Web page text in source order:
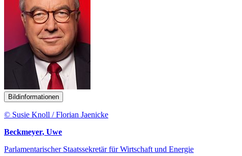
Bildinformationen
© Susie Knoll / Florian Jaenicke
Beckmeyer, Uwe
Parlamentarischer Staatssekretär für Wirtschaft und Energie